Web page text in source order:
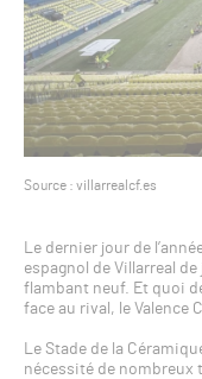
Source : villarrealcf.es
Le dernier jour de
espagnol de Villarreal
flambant neuf. Et quoi
face au rival, le Valence
Le Stade de la
nécessité de nombreux